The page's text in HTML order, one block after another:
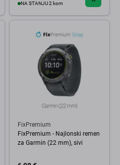
NA STANJU 2 kom
FixPremium
FixPremium - Najlonski remen
za Garmin (22 mm), sivi